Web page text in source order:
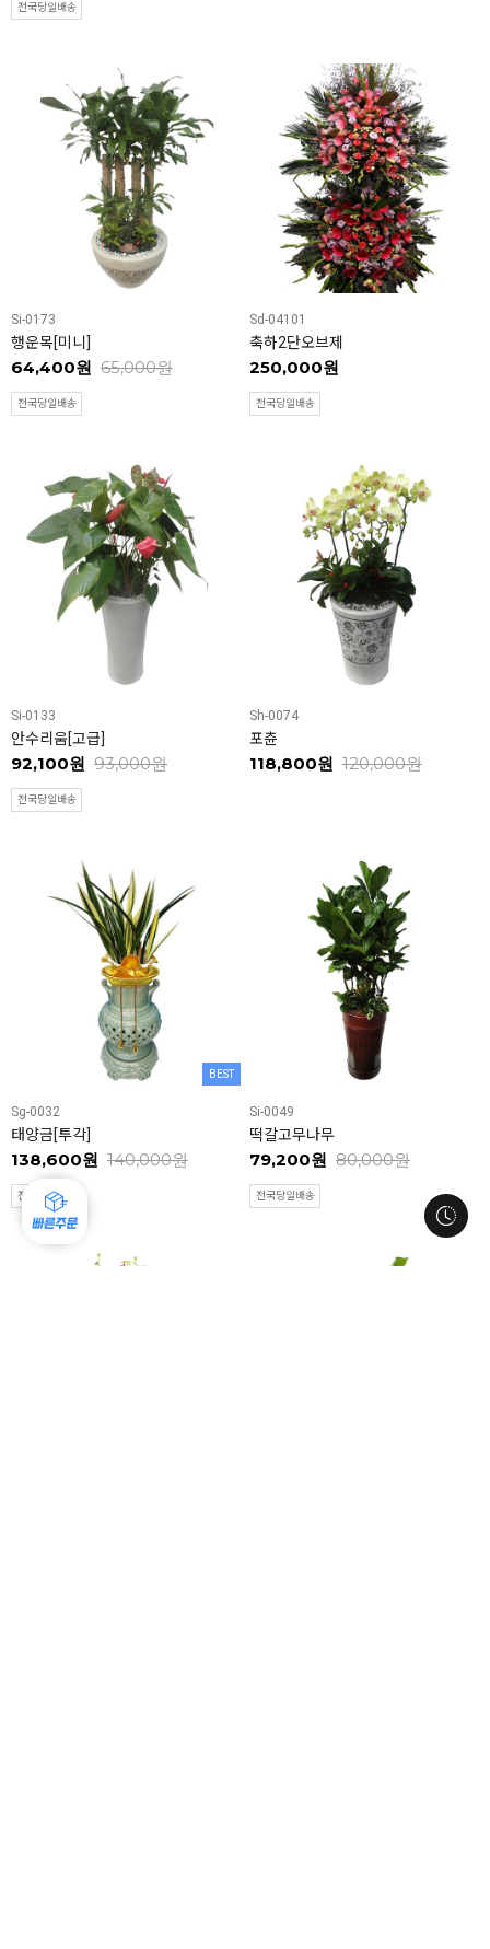
전국당일배송
Si-0173
행운목[미니]
64,400원 65,000원
전국당일배송
Sd-04101
축하2단오브제
250,000원
전국당일배송
Si-0133
안수리움[고급]
92,100원 93,000원
전국당일배송
Sh-0074
포츈
118,800원 120,000원
BEST
Sg-0032
태양금[투각]
138,600원 140,000원
전국당일배송
Si-0049
떡갈고무나무
79,200원 80,000원
전국당일배송